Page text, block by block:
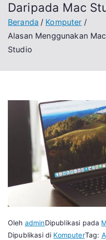
Daripada Mac
Beranda
Komputer
Alasan Menggunakan
Studio
Oleh adminDipublikasi pada
Dipublikasi di KomputerTag: